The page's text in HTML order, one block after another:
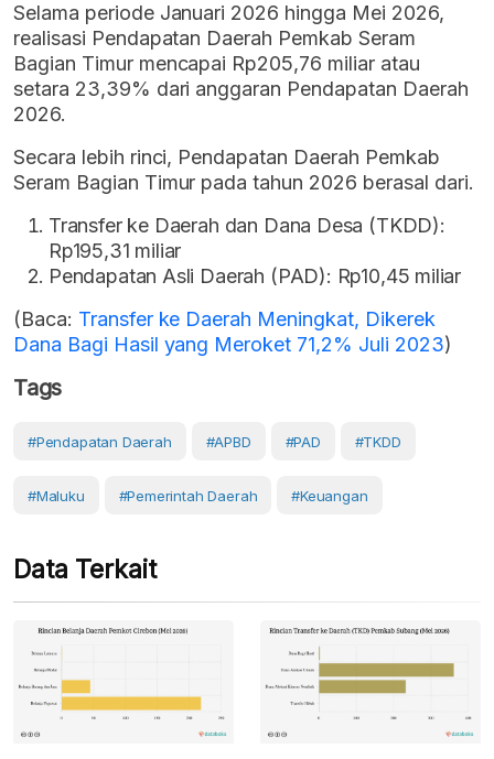
Selama periode Januari 2026 hingga Mei 2026,
realisasi Pendapatan Daerah Pemkab Seram
Bagian Timur mencapai Rp205,76 miliar atau
setara 23,39% dari anggaran Pendapatan Daerah
2026.
Secara lebih rinci, Pendapatan Daerah Pemkab
Seram Bagian Timur pada tahun 2026 berasal dari.
Transfer ke Daerah dan Dana Desa (TKDD):
Rp195,31 miliar
Pendapatan Asli Daerah (PAD): Rp10,45 miliar
(Baca: Transfer ke Daerah Meningkat, Dikerek
Dana Bagi Hasil yang Meroket 71,2% Juli 2023)
Tags
#Pendapatan Daerah #APBD #PAD #TKDD
#Maluku #Pemerintah Daerah #Keuangan
Data Terkait